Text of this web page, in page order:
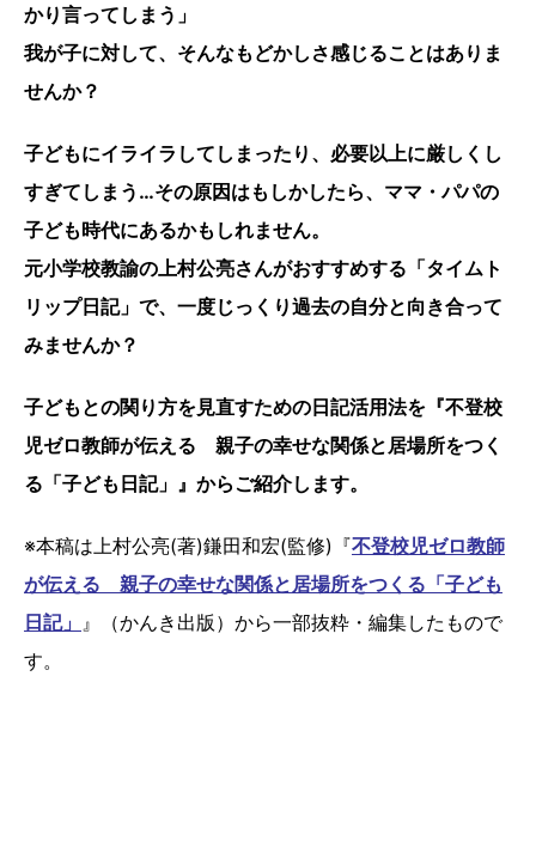
かり言ってしまう」
我が子に対して、そんなもどかしさ感じることはありま
せんか？
子どもにイライラしてしまったり、必要以上に厳しくし
すぎてしまう…その原因はもしかしたら、ママ・パパの
子ども時代にあるかもしれません。
元小学校教諭の上村公亮さんがおすすめする「タイムト
リップ日記」で、一度じっくり過去の自分と向き合って
みませんか？
子どもとの関り方を見直すための日記活用法を『不登校
児ゼロ教師が伝える 親子の幸せな関係と居場所をつく
る「子ども日記」』からご紹介します。
※本稿は上村公亮(著)鎌田和宏(監修)『不登校児ゼロ教師
が伝える 親子の幸せな関係と居場所をつくる「子ども
日記」
』（かんき出版）から一部抜粋・編集したもので
す。